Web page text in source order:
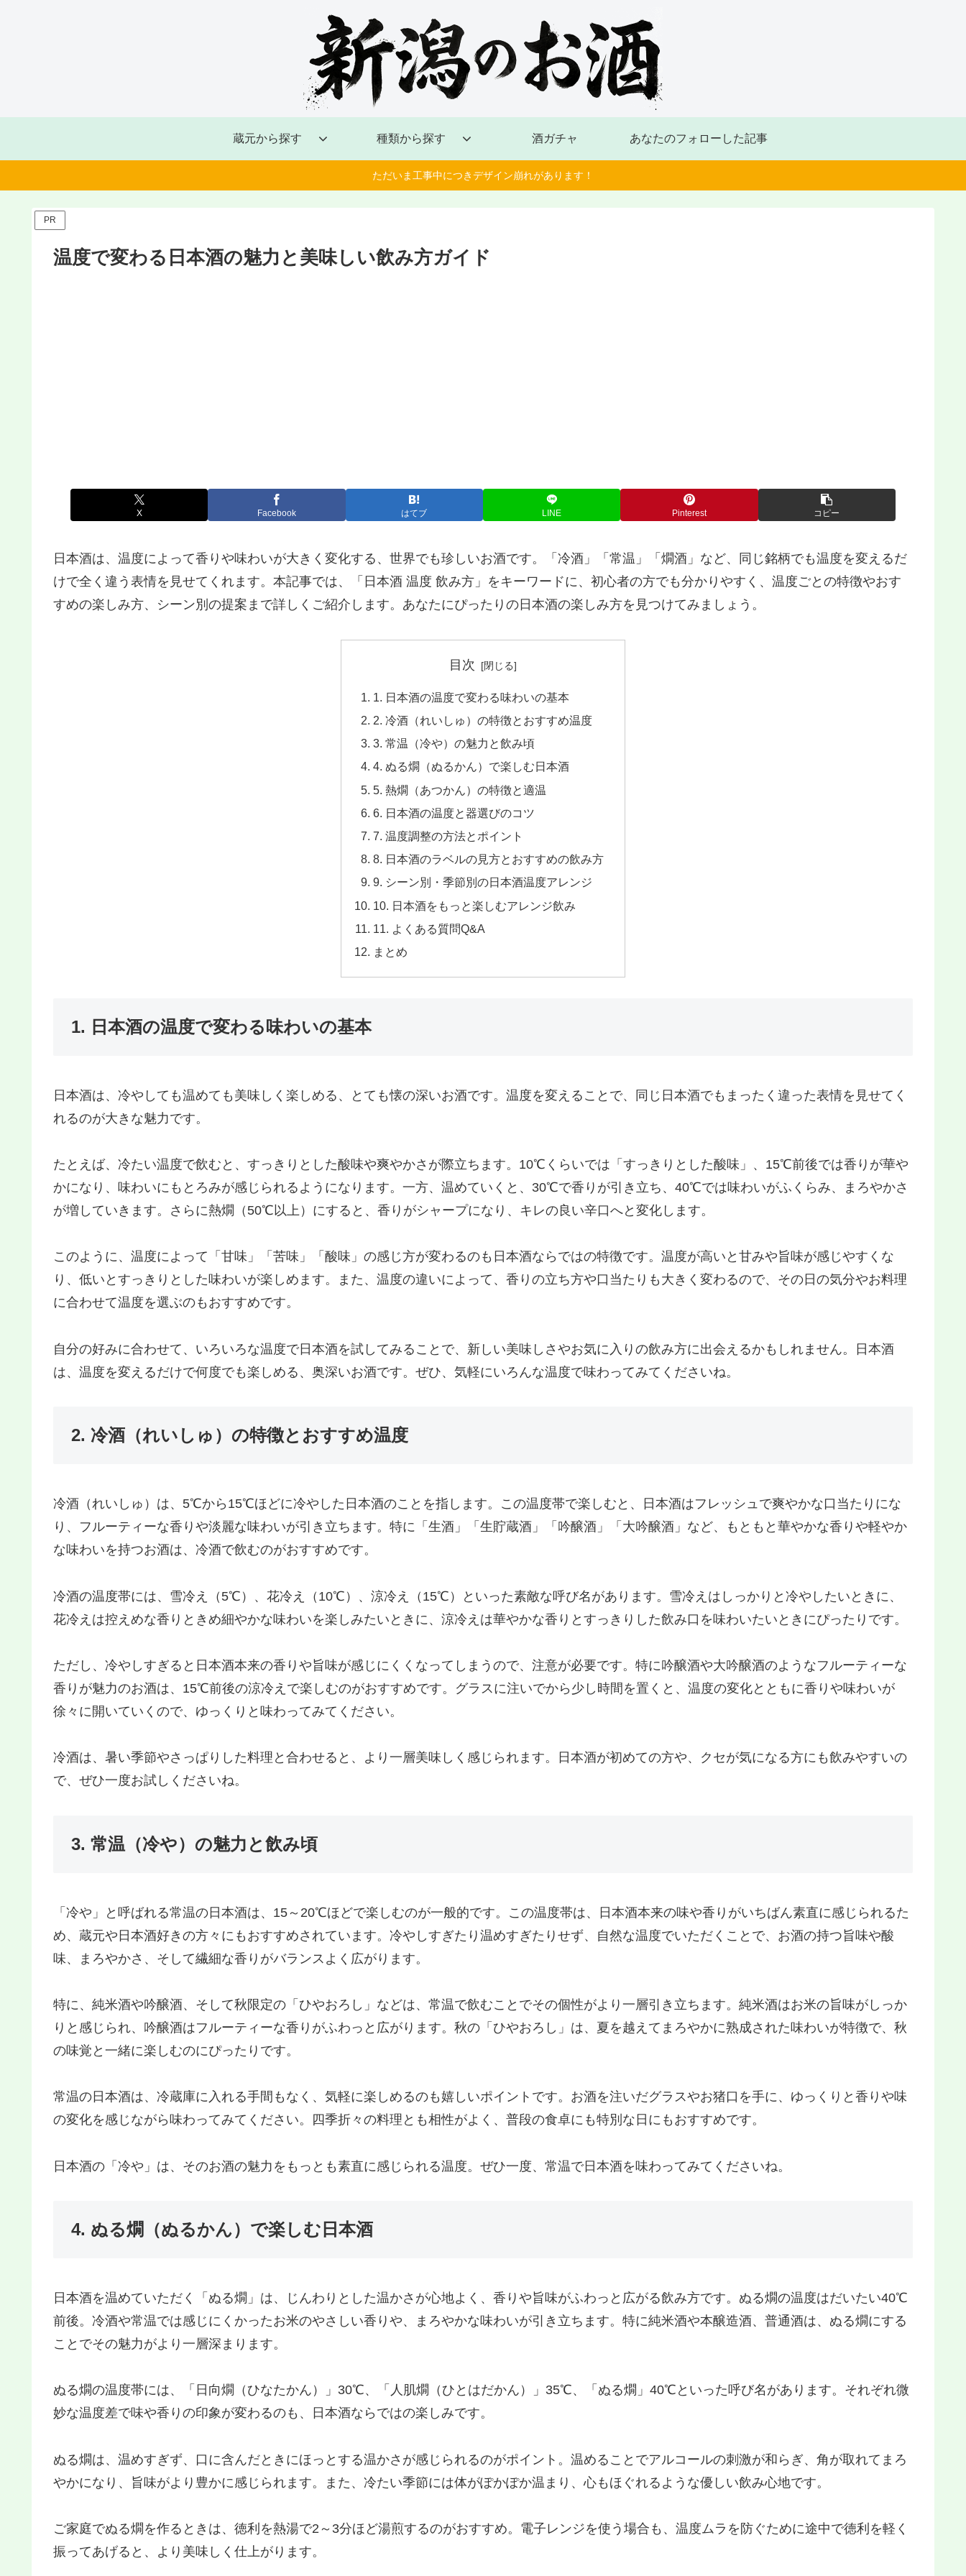
蔵元から探す 種類から探す 酒ガチャ あなたのフォローした記事
ただいま工事中につきデザイン崩れがあります！
PR
温度で変わる日本酒の魅力と美味しい飲み方ガイド
X Facebook はてブ LINE Pinterest コピー
日本酒は、温度によって香りや味わいが大きく変化する、世界でも珍しいお酒です。「冷酒」「常温」「燗酒」など、同じ銘柄でも温度を変えるだ
けで全く違う表情を見せてくれます。本記事では、「日本酒 温度 飲み方」をキーワードに、初心者の方でも分かりやすく、温度ごとの特徴やおす
すめの楽しみ方、シーン別の提案まで詳しくご紹介します。あなたにぴったりの日本酒の楽しみ方を見つけてみましょう。
目次
1. 日本酒の温度で変わる味わいの基本
2. 冷酒（れいしゅ）の特徴とおすすめ温度
3. 常温（冷や）の魅力と飲み頃
4. ぬる燗（ぬるかん）で楽しむ日本酒
5. 熱燗（あつかん）の特徴と適温
6. 日本酒の温度と器選びのコツ
7. 温度調整の方法とポイント
8. 日本酒のラベルの見方とおすすめの飲み方
9. シーン別・季節別の日本酒温度アレンジ
10. 日本酒をもっと楽しむアレンジ飲み
11. よくある質問Q&A
まとめ
1. 日本酒の温度で変わる味わいの基本
日本酒は、冷やしても温めても美味しく楽しめる、とても懐の深いお酒です。温度を変えることで、同じ日本酒でもまったく違った表情を見せてく
れるのが大きな魅力です。
たとえば、冷たい温度で飲むと、すっきりとした酸味や爽やかさが際立ちます。10℃くらいでは「すっきりとした酸味」、15℃前後では香りが華や
かになり、味わいにもとろみが感じられるようになります。一方、温めていくと、30℃で香りが引き立ち、40℃では味わいがふくらみ、まろやかさ
が増していきます。さらに熱燗（50℃以上）にすると、香りがシャープになり、キレの良い辛口へと変化します。
このように、温度によって「甘味」「苦味」「酸味」の感じ方が変わるのも日本酒ならではの特徴です。温度が高いと甘みや旨味が感じやすくな
り、低いとすっきりとした味わいが楽しめます。また、温度の違いによって、香りの立ち方や口当たりも大きく変わるので、その日の気分やお料理
に合わせて温度を選ぶのもおすすめです。
自分の好みに合わせて、いろいろな温度で日本酒を試してみることで、新しい美味しさやお気に入りの飲み方に出会えるかもしれません。日本酒
は、温度を変えるだけで何度でも楽しめる、奥深いお酒です。ぜひ、気軽にいろんな温度で味わってみてくださいね。
2. 冷酒（れいしゅ）の特徴とおすすめ温度
冷酒（れいしゅ）は、5℃から15℃ほどに冷やした日本酒のことを指します。この温度帯で楽しむと、日本酒はフレッシュで爽やかな口当たりにな
り、フルーティーな香りや淡麗な味わいが引き立ちます。特に「生酒」「生貯蔵酒」「吟醸酒」「大吟醸酒」など、もともと華やかな香りや軽やか
な味わいを持つお酒は、冷酒で飲むのがおすすめです。
冷酒の温度帯には、雪冷え（5℃）、花冷え（10℃）、涼冷え（15℃）といった素敵な呼び名があります。雪冷えはしっかりと冷やしたいときに、
花冷えは控えめな香りときめ細やかな味わいを楽しみたいときに、涼冷えは華やかな香りとすっきりした飲み口を味わいたいときにぴったりです。
ただし、冷やしすぎると日本酒本来の香りや旨味が感じにくくなってしまうので、注意が必要です。特に吟醸酒や大吟醸酒のようなフルーティーな
香りが魅力のお酒は、15℃前後の涼冷えで楽しむのがおすすめです。グラスに注いでから少し時間を置くと、温度の変化とともに香りや味わいが
徐々に開いていくので、ゆっくりと味わってみてください。
冷酒は、暑い季節やさっぱりした料理と合わせると、より一層美味しく感じられます。日本酒が初めての方や、クセが気になる方にも飲みやすいの
で、ぜひ一度お試しくださいね。
3. 常温（冷や）の魅力と飲み頃
「冷や」と呼ばれる常温の日本酒は、15～20℃ほどで楽しむのが一般的です。この温度帯は、日本酒本来の味や香りがいちばん素直に感じられるた
め、蔵元や日本酒好きの方々にもおすすめされています。冷やしすぎたり温めすぎたりせず、自然な温度でいただくことで、お酒の持つ旨味や酸
味、まろやかさ、そして繊細な香りがバランスよく広がります。
特に、純米酒や吟醸酒、そして秋限定の「ひやおろし」などは、常温で飲むことでその個性がより一層引き立ちます。純米酒はお米の旨味がしっか
りと感じられ、吟醸酒はフルーティーな香りがふわっと広がります。秋の「ひやおろし」は、夏を越えてまろやかに熟成された味わいが特徴で、秋
の味覚と一緒に楽しむのにぴったりです。
常温の日本酒は、冷蔵庫に入れる手間もなく、気軽に楽しめるのも嬉しいポイントです。お酒を注いだグラスやお猪口を手に、ゆっくりと香りや味
の変化を感じながら味わってみてください。四季折々の料理とも相性がよく、普段の食卓にも特別な日にもおすすめです。
日本酒の「冷や」は、そのお酒の魅力をもっとも素直に感じられる温度。ぜひ一度、常温で日本酒を味わってみてくださいね。
4. ぬる燗（ぬるかん）で楽しむ日本酒
日本酒を温めていただく「ぬる燗」は、じんわりとした温かさが心地よく、香りや旨味がふわっと広がる飲み方です。ぬる燗の温度はだいたい40℃
前後。冷酒や常温では感じにくかったお米のやさしい香りや、まろやかな味わいが引き立ちます。特に純米酒や本醸造酒、普通酒は、ぬる燗にする
ことでその魅力がより一層深まります。
ぬる燗の温度帯には、「日向燗（ひなたかん）」30℃、「人肌燗（ひとはだかん）」35℃、「ぬる燗」40℃といった呼び名があります。それぞれ微
妙な温度差で味や香りの印象が変わるのも、日本酒ならではの楽しみです。
ぬる燗は、温めすぎず、口に含んだときにほっとする温かさが感じられるのがポイント。温めることでアルコールの刺激が和らぎ、角が取れてまろ
やかになり、旨味がより豊かに感じられます。また、冷たい季節には体がぽかぽか温まり、心もほぐれるような優しい飲み心地です。
ご家庭でぬる燗を作るときは、徳利を熱湯で2～3分ほど湯煎するのがおすすめ。電子レンジを使う場合も、温度ムラを防ぐために途中で徳利を軽く
振ってあげると、より美味しく仕上がります。